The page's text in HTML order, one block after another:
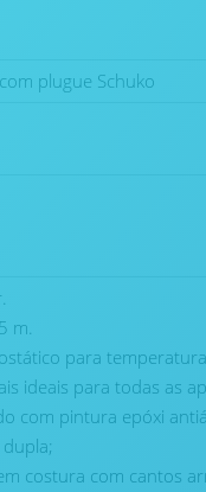
plugue Schuko
m.
para
ideais para todas as
com pintura epóxi
costura com cantos